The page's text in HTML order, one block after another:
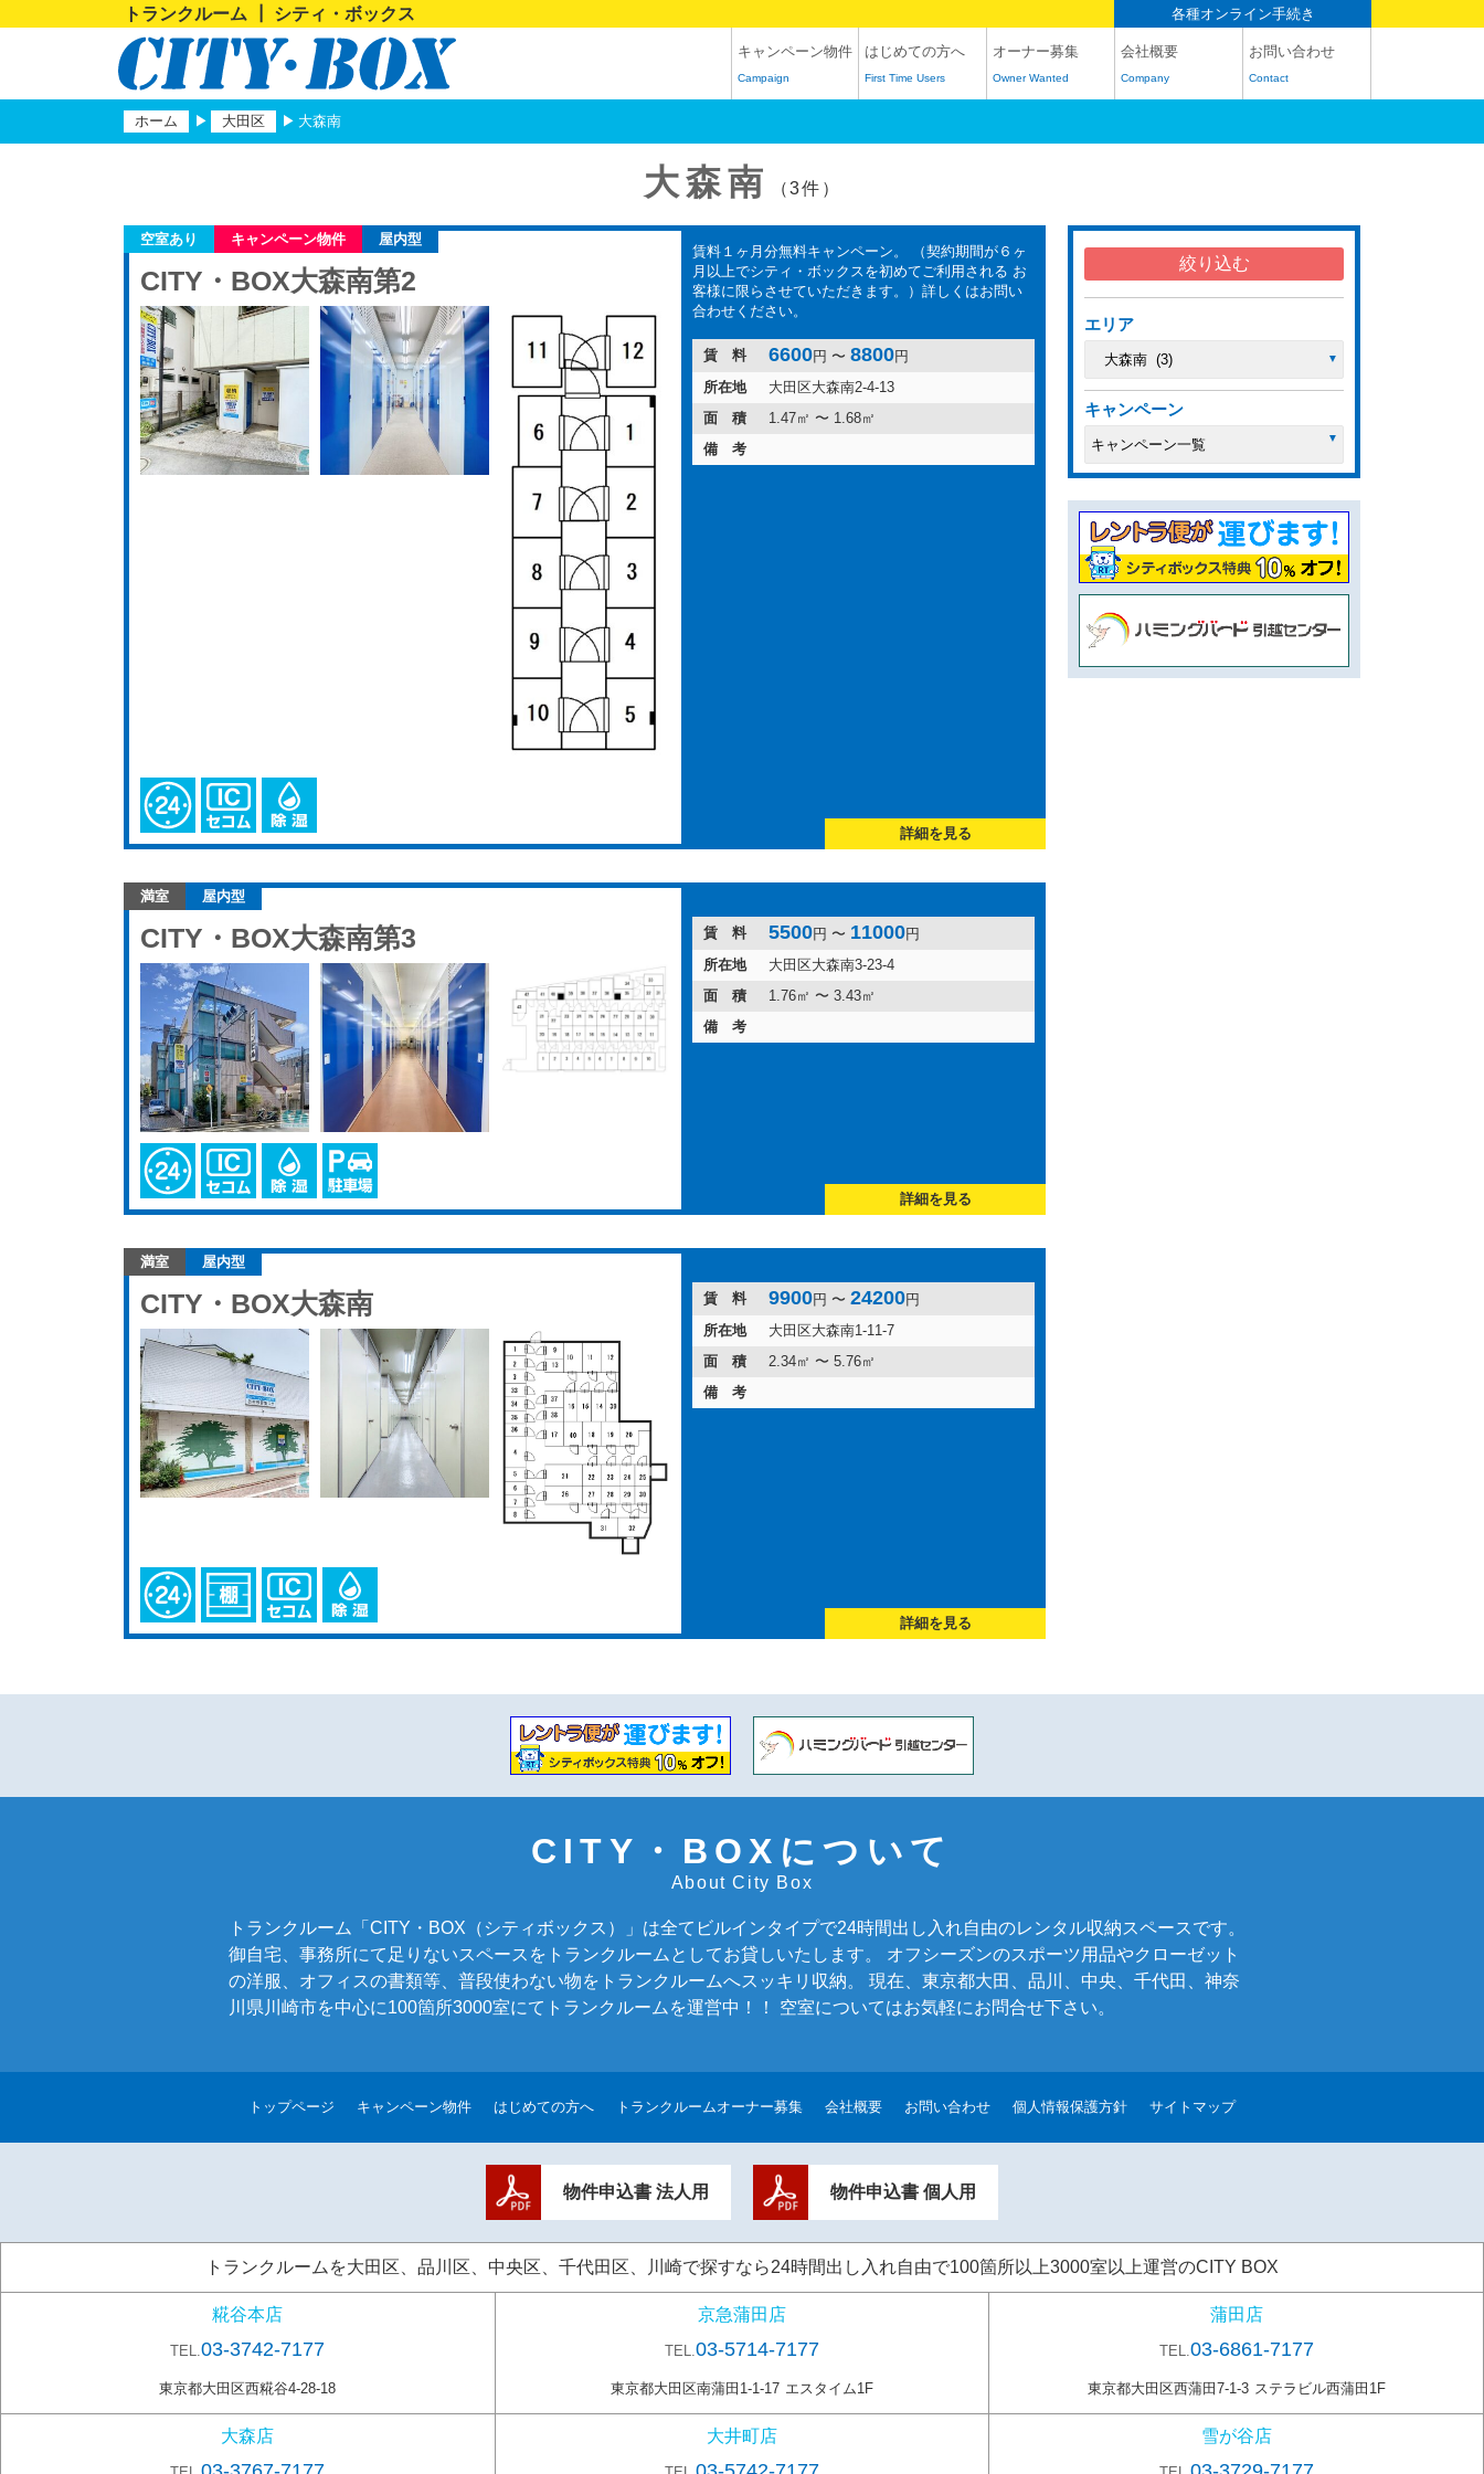
トランクルーム ┃ シティ・ボックス 各種オンライン手続き
キャンペーン物件
Campaign
はじめての方へ
First Time Users
オーナー募集
Owner Wanted
会社概要
Company
お問い合わせ
Contact
ホーム 大田区 大森南
大森南 （3件）
空室あり キャンペーン物件 屋内型
CITY・BOX大森南第2
賃料１ヶ月分無料キャンペーン。 （契約期間が６ヶ
月以上でシティ・ボックスを初めてご利用される お
客様に限らさせていただきます。）詳しくはお問い
合わせください。
賃 料 6600円 〜 8800円
所在地
大田区大森南2-4-13
面 積
1.47㎡ 〜 1.68㎡
備 考
詳細を見る
満室 屋内型
CITY・BOX大森南第3 賃 料 5500円 〜 11000円
所在地
大田区大森南3-23-4
面 積
1.76㎡ 〜 3.43㎡
備 考
詳細を見る
満室 屋内型
CITY・BOX大森南 賃 料 9900円 〜 24200円
所在地
大田区大森南1-11-7
面 積
2.34㎡ 〜 5.76㎡
備 考
詳細を見る
エリア
キャンペーン
CITY・BOXについて
About City Box
トランクルーム「CITY・BOX（シティボックス）」は全てビルインタイプで24時間出し入れ自由のレンタル収納スペースです。
御自宅、事務所にて足りないスペースをトランクルームとしてお貸しいたします。 オフシーズンのスポーツ用品やクローゼット
の洋服、オフィスの書類等、普段使わない物をトランクルームへスッキリ収納。 現在、東京都大田、品川、中央、千代田、神奈
川県川崎市を中心に100箇所3000室にてトランクルームを運営中！！ 空室についてはお気軽にお問合せ下さい。
トップページ キャンペーン物件 はじめての方へ トランクルームオーナー募集 会社概要 お問い合わせ 個人情報保護方針 サイトマップ
物件申込書 法人用 物件申込書 個人用
トランクルームを大田区、品川区、中央区、千代田区、川崎で探すなら24時間出し入れ自由で100箇所以上3000室以上運営のCITY BOX
糀谷本店
TEL.03-3742-7177
東京都大田区西糀谷4-28-18
京急蒲田店
TEL.03-5714-7177
東京都大田区南蒲田1-1-17 エスタイム1F
蒲田店
TEL.03-6861-7177
東京都大田区西蒲田7-1-3 ステラビル西蒲田1F
大森店 大井町店 雪が谷店